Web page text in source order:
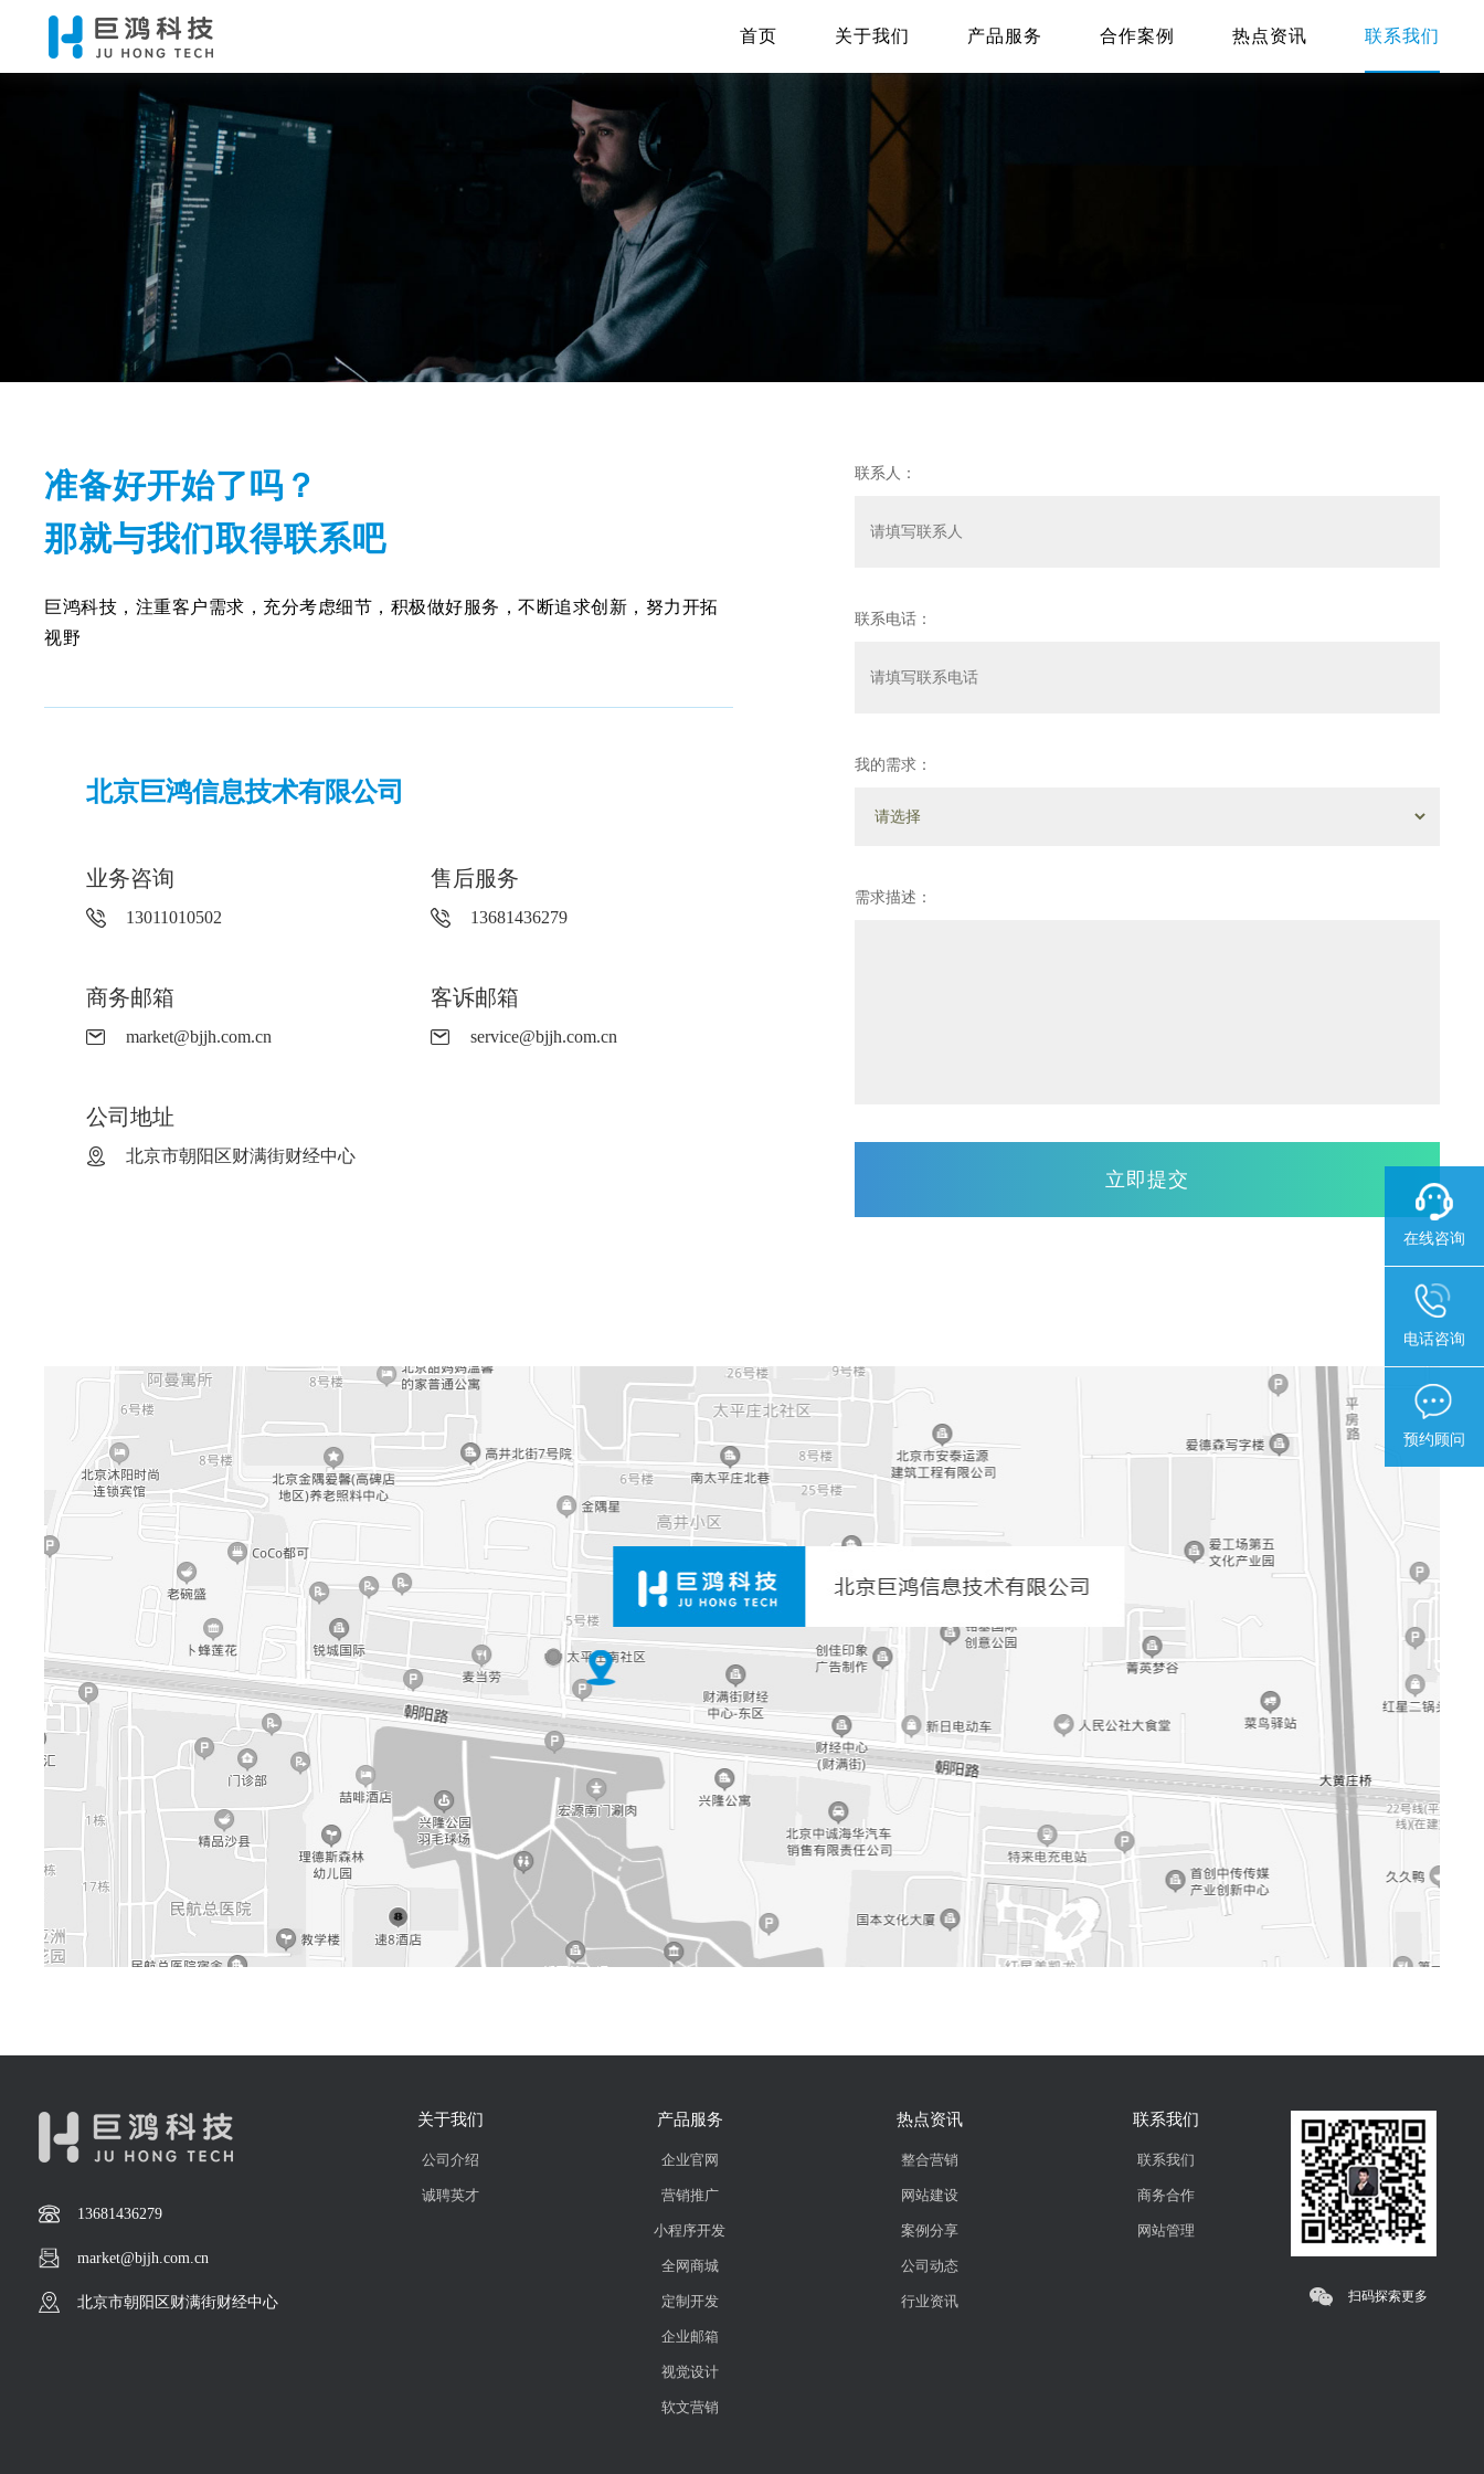
首页 关于我们 产品服务
搭建自有平台，提供更好服务体验
搜索广告
合作案例 热点资讯 联系我们
准备好开始了吗？
那就与我们取得联系吧
巨鸿科技，注重客户需求，充分考虑细节，积极做好服务，不断追求创新，努力开拓
视野
北京巨鸿信息技术有限公司
业务咨询
13011010502
售后服务
13681436279
商务邮箱
market@bjjh.com.cn
客诉邮箱
service@bjjh.com.cn
公司地址
北京市朝阳区财满街财经中心
联系人：
联系电话：
我的需求：
需求描述：
在线咨询
电话咨询
预约顾问
13681436279
market@bjjh.com.cn
北京市朝阳区财满街财经中心
关于我们
公司介绍
诚聘英才
产品服务
企业官网
营销推广
小程序开发
全网商城
定制开发
企业邮箱
视觉设计
软文营销
热点资讯
整合营销
网站建设
案例分享
公司动态
行业资讯
联系我们
联系我们
商务合作
网站管理
扫码探索更多